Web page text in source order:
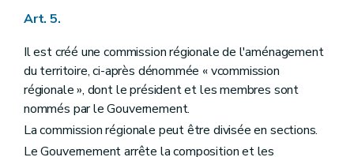
Chapitre IV Des dispositions particulières aux équipements touristiques
Section première Des dispositions générales
Art. 140
Section 2 De l'établissement des villages de vacances
Sous-section 1
Art. 141
Sous-section 2
Art. 5.
Il est créé une commission régionale de l'aménagement
du territoire, ci-après dénommée « vcommission
régionale », dont le président et les membres sont
nommés par le Gouvernement.
La commission régionale peut être divisée en sections.
Le Gouvernement arrête la composition et les